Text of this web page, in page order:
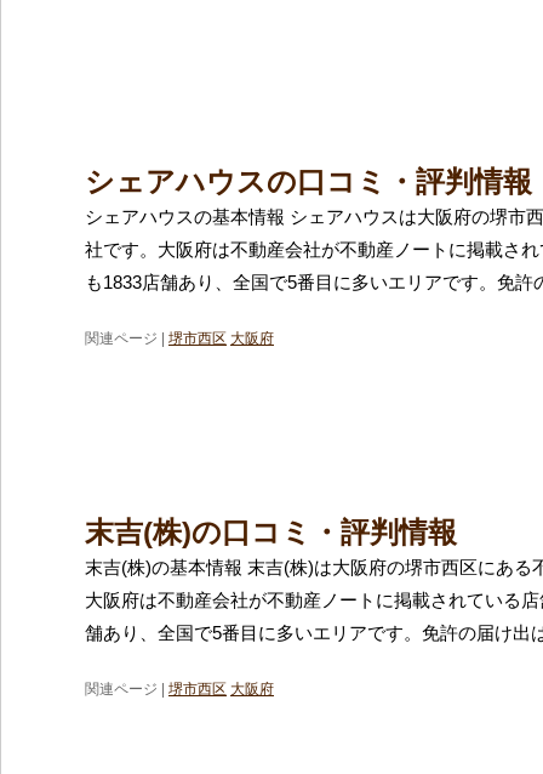
シェアハウスの口コミ・評判情報
シェアハウスの基本情報 シェアハウスは大阪府の堺市
社です。大阪府は不動産会社が不動産ノートに掲載さ
も1833店舗あり、全国で5番目に多いエリアです。免許
関連ページ | 堺市西区 大阪府
末吉(株)の口コミ・評判情報
末吉(株)の基本情報 末吉(株)は大阪府の堺市西区にある
大阪府は不動産会社が不動産ノートに掲載されている
舗あり、全国で5番目に多いエリアです。免許の届け出
関連ページ | 堺市西区 大阪府